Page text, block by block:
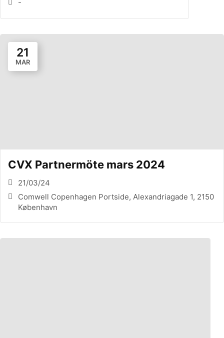
-
21
MAR
CVX Partnermöte mars 2024
21/03/24
Comwell Copenhagen Portside, Alexandriagade 1, 2150
København